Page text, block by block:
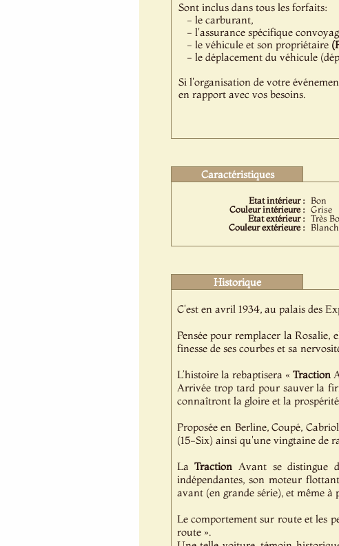
Sont inclus dans tous les forfaits:
- le carburant,
- l'assurance spécifique
- le véhicule et son propriétaire
- le déplacement du véhicule
Si l'organisation de votre
en rapport avec vos besoins.
Caractéristiques
Etat intérieur : Bon
Couleur intérieure : Grise
Etat extérieur : Très
Couleur extérieure :
Historique
C'est en avril 1934, au palais des
Pensée pour remplacer la Rosalie,
finesse de ses courbes et sa
L’histoire la rebaptisera « Traction
Arrivée trop tard pour sauver la
connaîtront la gloire et la
Proposée en Berline, Coupé,
(15-Six) ainsi qu'une vingtaine de
LaTraction Avant se distingue
indépendantes, son moteur
avant (en grande série), et même
Le comportement sur route et les
route ».